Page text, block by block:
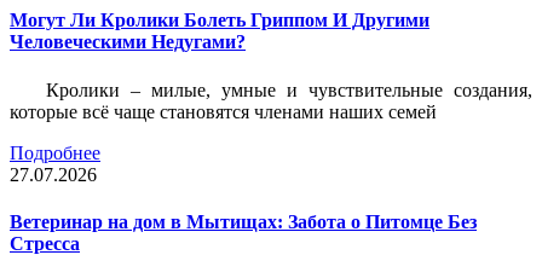
Могут Ли Кролики Болеть Гриппом И Другими
Человеческими Недугами?
Кролики – милые, умные и чувствительные создания,
которые всё чаще становятся членами наших семей
Подробнее
27.07.2026
Ветеринар на дом в Мытищах: Забота о Питомце Без
Стресса